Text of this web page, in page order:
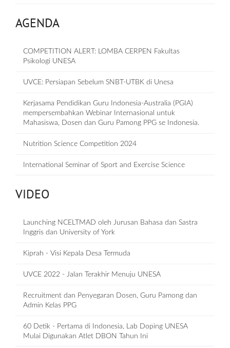
AGENDA
COMPETITION ALERT: LOMBA CERPEN Fakultas
Psikologi UNESA
UVCE: Persiapan Sebelum SNBT-UTBK di Unesa
Kerjasama Pendidikan Guru Indonesia-Australia (PGIA)
mempersembahkan Webinar Internasional untuk
Mahasiswa, Dosen dan Guru Pamong PPG se Indonesia.
Nutrition Science Competition 2024
International Seminar of Sport and Exercise Science
VIDEO
Launching NCELTMAD oleh Jurusan Bahasa dan Sastra
Inggris dan University of York
Kiprah - Visi Kepala Desa Termuda
UVCE 2022 - Jalan Terakhir Menuju UNESA
Recruitment dan Penyegaran Dosen, Guru Pamong dan
Admin Kelas PPG
60 Detik - Pertama di Indonesia, Lab Doping UNESA
Mulai Digunakan Atlet DBON Tahun Ini